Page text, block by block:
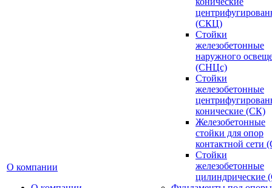
О компании
(СКЦ)
Стойки
железобетонные
наружного
(СНЦс)
Стойки
железобетонные
конические (СК)
Железобетонные
стойки для опор
контактной сети
Стойки
железобетонные
цилиндрические